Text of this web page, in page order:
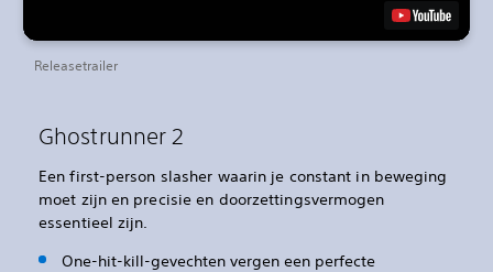
Releasetrailer
Ghostrunner 2
Een first-person slasher waarin je constant in beweging
moet zijn en precisie en doorzettingsvermogen
essentieel zijn.
One-hit-kill-gevechten vergen een perfecte